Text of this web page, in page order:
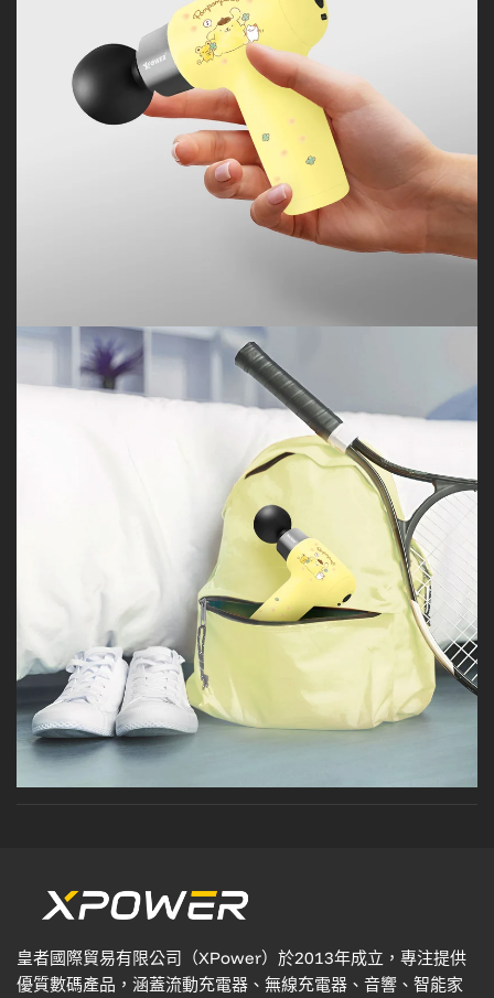
皇者國際貿易有限公司（XPower）於2013年成立，專注提供
優質數碼產品，涵蓋流動充電器、無線充電器、音響、智能家